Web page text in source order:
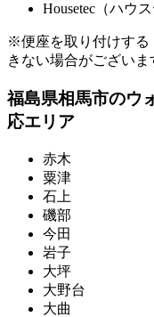
Housetec（ハウ
※便座を取り付けする
きない場合がございま
福島県相馬市のウ
応エリア
赤木
粟津
石上
磯部
今田
岩子
大坪
大野台
大曲